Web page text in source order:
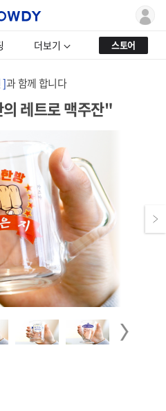
더보기 스토어
]과 함께 합니다
레트로 맥주잔"
Next
Next